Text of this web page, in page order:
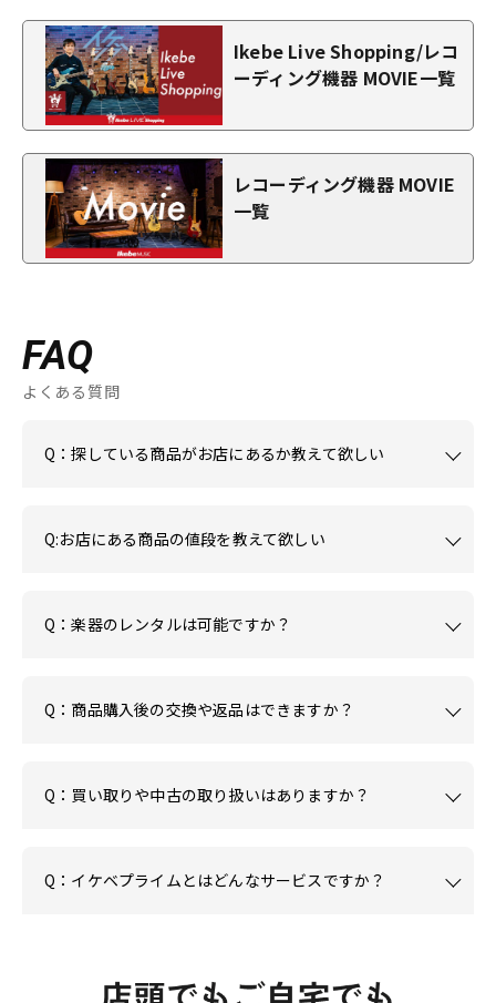
Ikebe Live Shopping/レコ
ーディング機器 MOVIE一覧
レコーディング機器 MOVIE
一覧
FAQ
よくある質問
Q：探している商品がお店にあるか教えて欲しい
Q:お店にある商品の値段を教えて欲しい
Q：楽器のレンタルは可能ですか？
Q：商品購入後の交換や返品はできますか？
Q：買い取りや中古の取り扱いはありますか？
Q：イケベプライムとはどんなサービスですか？